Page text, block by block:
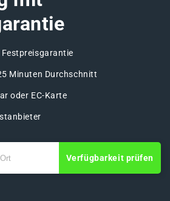
Minuten Durchschnitt
oder EC-Karte
Verfügbarkeit prüfen